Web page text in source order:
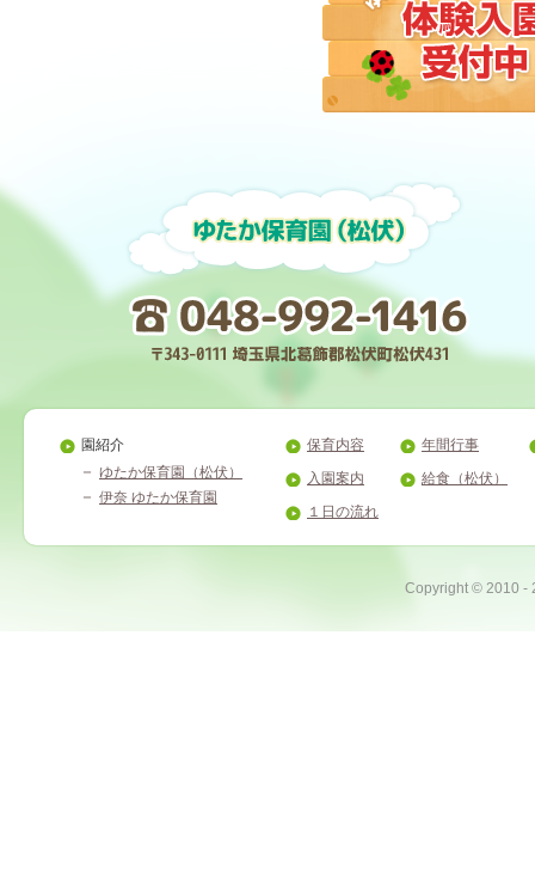
園紹介
ゆたか保育園（松伏）
伊奈 ゆたか保育園
保育内容
入園案内
１日の流れ
年間行事
給食（松伏）
Copyright © 2010 -